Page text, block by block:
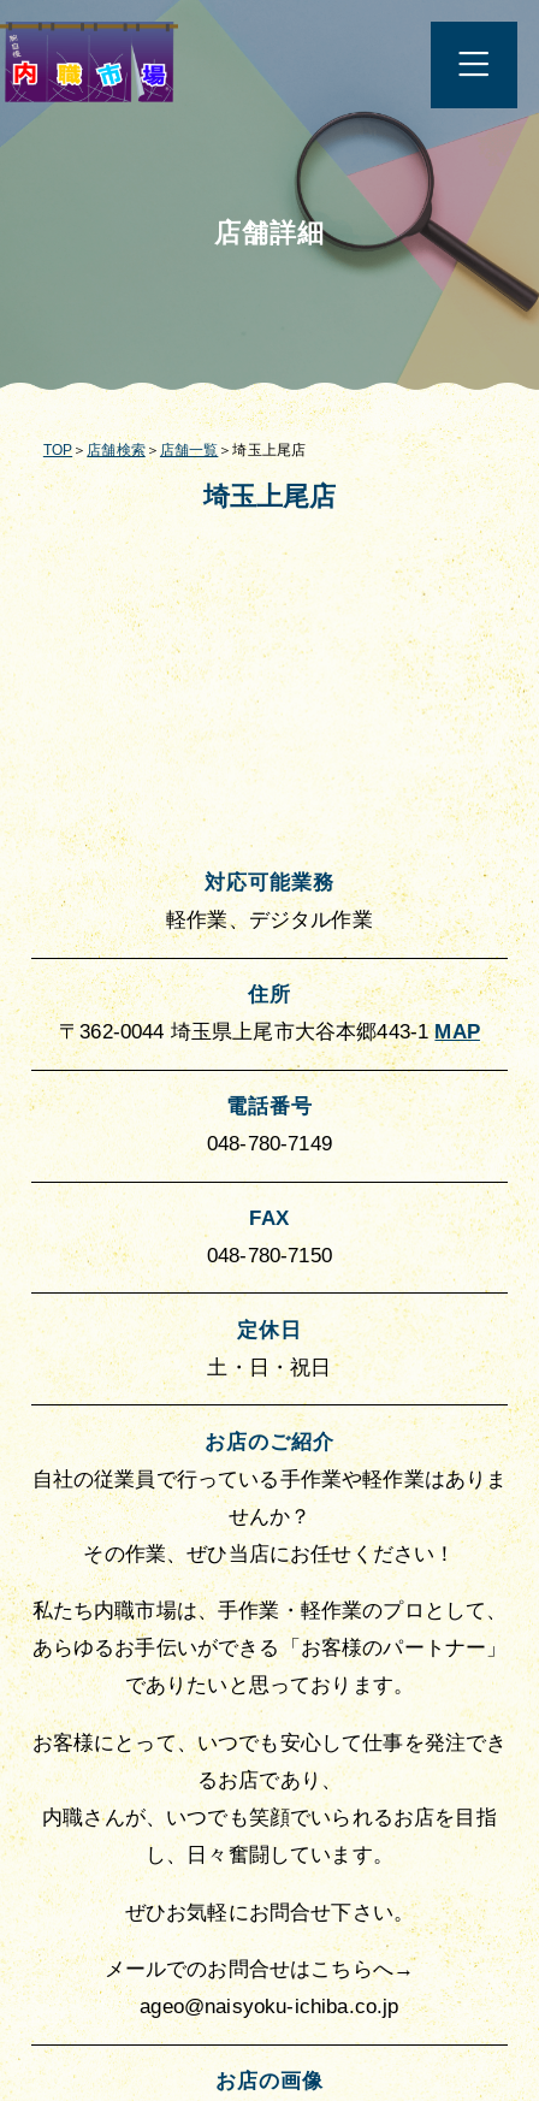
店舗詳細
TOP ＞ 店舗検索＞ 店舗一覧 ＞埼玉上尾店
埼玉上尾店
対応可能業務
軽作業、デジタル作業
住所
〒362-0044 埼玉県上尾市大谷本郷443-1MAP
電話番号
048-780-7149
FAX
048-780-7150
定休日
土・日・祝日
お店のご紹介
自社の従業員で行っている手作業や軽作業はありま
せんか？
その作業、ぜひ当店にお任せください！
私たち内職市場は、手作業・軽作業のプロとして、
あらゆるお手伝いができる「お客様のパートナー」
でありたいと思っております。
お客様にとって、いつでも安心して仕事を発注でき
るお店であり、
内職さんが、いつでも笑顔でいられるお店を目指
し、日々奮闘しています。
ぜひお気軽にお問合せ下さい。
メールでのお問合せはこちらへ→
ageo@naisyoku-ichiba.co.jp
お店の画像